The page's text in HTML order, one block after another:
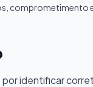
comprometimento
identificar